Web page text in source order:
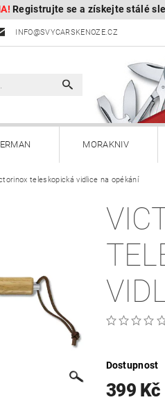
Registrujte se a získejte stálé
INFO@SVYCARSKENOZE.CZ
MORAKNIV
HUSQVARNA - Švédské
Kontakty Vrácení,
teleskopická vidlice na opékání
Dostupnost
399 Kč